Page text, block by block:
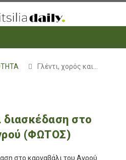
Γλέντι, χορός και…
διασκέδαση στο
(ΦΩΤΟΣ)